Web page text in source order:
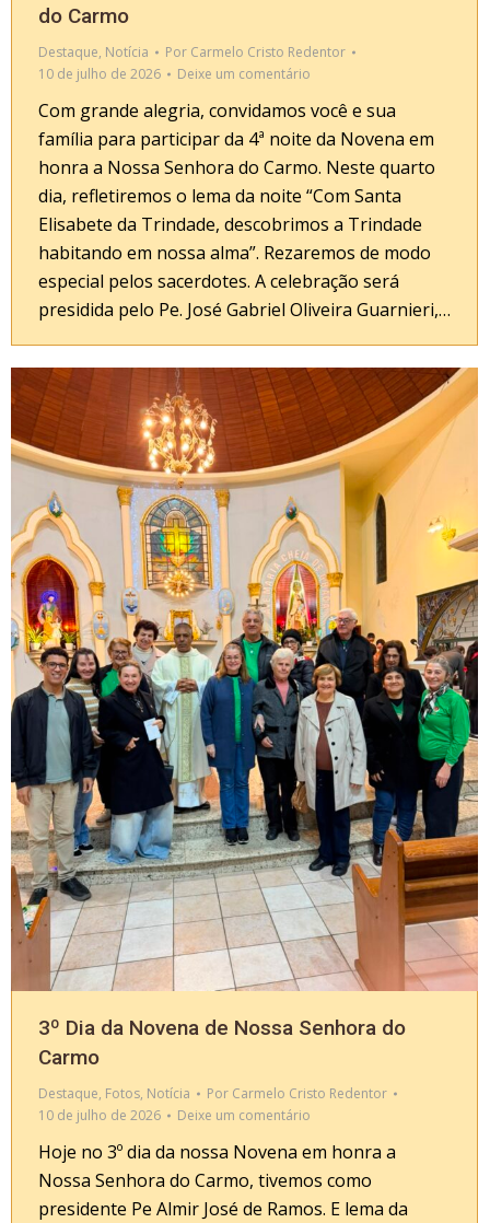
do Carmo
Destaque, Notícia Por Carmelo Cristo Redentor
10 de julho de 2026
Deixe um comentário
Com grande alegria, convidamos você e sua
família para participar da 4ª noite da Novena em
honra a Nossa Senhora do Carmo. Neste quarto
dia, refletiremos o lema da noite “Com Santa
Elisabete da Trindade, descobrimos a Trindade
habitando em nossa alma”. Rezaremos de modo
especial pelos sacerdotes. A celebração será
presidida pelo Pe. José Gabriel Oliveira Guarnieri,…
3º Dia da Novena de Nossa Senhora do
Carmo
Destaque, Fotos, Notícia Por Carmelo Cristo Redentor
10 de julho de 2026
Deixe um comentário
Hoje no 3º dia da nossa Novena em honra a
Nossa Senhora do Carmo, tivemos como
presidente Pe Almir José de Ramos. E lema da